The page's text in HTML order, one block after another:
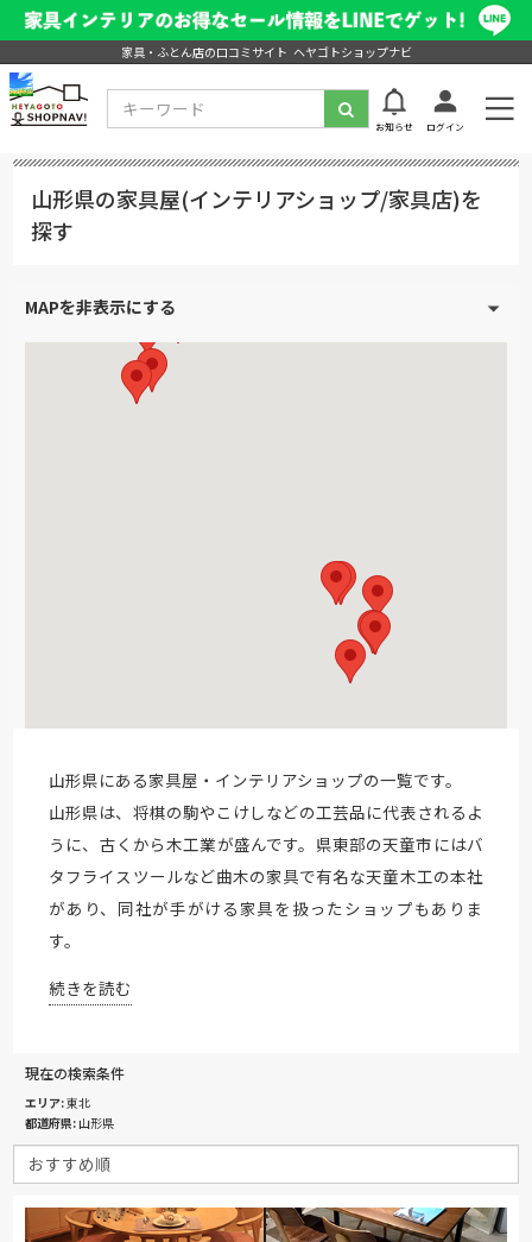
家具・ふとん店の口コミサイト ヘヤゴトショップナビ
お知らせ ログイン
山形県の家具屋(インテリアショップ/家具店)を
探す
山形県にある家具屋・インテリアショップの一覧です。
山形県は、将棋の駒やこけしなどの工芸品に代表されるよ
うに、古くから木工業が盛んです。県東部の天童市にはバ
タフライスツールなど曲木の家具で有名な天童木工の本社
があり、同社が手がける家具を扱ったショップもありま
す。
続きを読む
現在の検索条件
エリア 東北
都道府県 山形県